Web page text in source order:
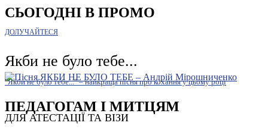
СЬОГОДНІ В ПРОМО
ДОЛУЧАЙТЕСЯ
Якби не було тебе...
"Якби не було тебе..." – найкраща пісня про кохання у цьому році
ПЕДАГОГАМ І МИТЦЯМ
ДЛЯ АТЕСТАЦІЇ ТА ВІЗИ